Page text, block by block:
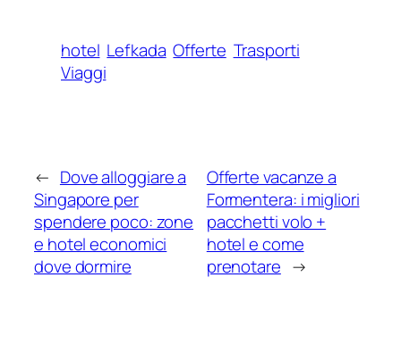
hotel Lefkada Offerte Trasporti
Viaggi
← Dove alloggiare a
Singapore per
spendere poco: zone
e hotel economici
dove dormire
Offerte vacanze a
Formentera: i migliori
pacchetti volo +
hotel e come
prenotare →